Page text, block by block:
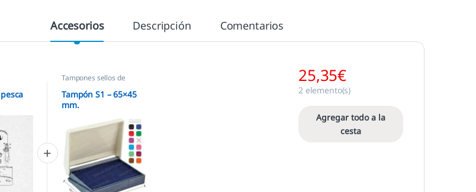
Accesorios Descripción Comentarios
Tampones sellos de
caucho
Tampón S1 – 65×45
mm.
25,35€
2elemento(s)
Agregar todo a la
cesta